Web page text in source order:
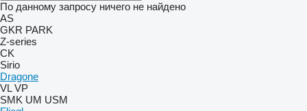
По данному запросу ничего не найдено
AS
GKR PARK
Z-series
CK
Sirio
Dragone
VL VP
SMK UM USM